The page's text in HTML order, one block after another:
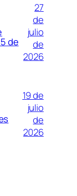
de
27
de
julio
de
2026
19 de
julio
de
2026